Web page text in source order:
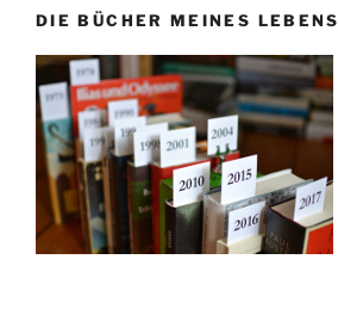
DIE BÜCHER MEINES LEBENS